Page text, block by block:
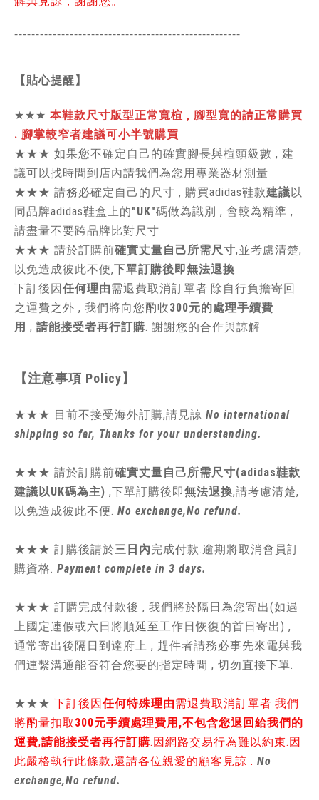
-----------------------------------------------------
【貼心提醒】
★★★ 本鞋款尺寸版型正常寬楦 , 腳型寬的請正常購買
. 腳掌較窄者建議可小半號購買
★★★ 如果您不確定自己的確實腳長與楦頭級數 , 建
議可以找時間到店內請我們為您用專業器材測量
★★★ 請務必確定自己的尺寸 , 購買adidas鞋款建議以
同品牌adidas鞋盒上的"UK"碼做為識別 , 會較為精準 ,
請盡量不要跨品牌比對尺寸
★★★ 請於訂購前確實丈量自己所需尺寸,並考慮清楚,
以免造成彼此不便,下單訂購後即無法退換
下訂後因任何理由需退費取消訂單者.除自行負擔寄回
之運費之外 , 我們將向您酌收300元的處理手續費
用 , 請能接受者再行訂購. 謝謝您的合作與諒解
【注意事項 Policy】
★★★ 目前不接受海外訂購,請見諒 No international
shipping so far, Thanks for your understanding.
★★★ 請於訂購前確實丈量自己所需尺寸(adidas鞋款
建議以UK碼為主) ,下單訂購後即無法退換,請考慮清楚,
以免造成彼此不便. No exchange,No refund.
★★★ 訂購後請於三日內完成付款.逾期將取消會員訂
購資格. Payment complete in 3 days.
★★★ 訂購完成付款後 , 我們將於隔日為您寄出(如遇
上國定連假或六日將順延至工作日恢復的首日寄出) ,
通常寄出後隔日到達府上 , 趕件者請務必事先來電與我
們連繫溝通能否符合您要的指定時間 , 切勿直接下單.
★★★ 下訂後因任何特殊理由需退費取消訂單者.我們
將酌量扣取 300元手續處理費用,不包含您退回給我們的
運費,請能接受者再行訂購.因網路交易行為難以約束.因
此嚴格執行此條款,還請各位親愛的顧客見諒 . No
exchange,No refund.